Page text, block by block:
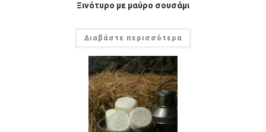
Ξινότυρο με μαύρο σουσάμι
Διαβάστε περισσότερα